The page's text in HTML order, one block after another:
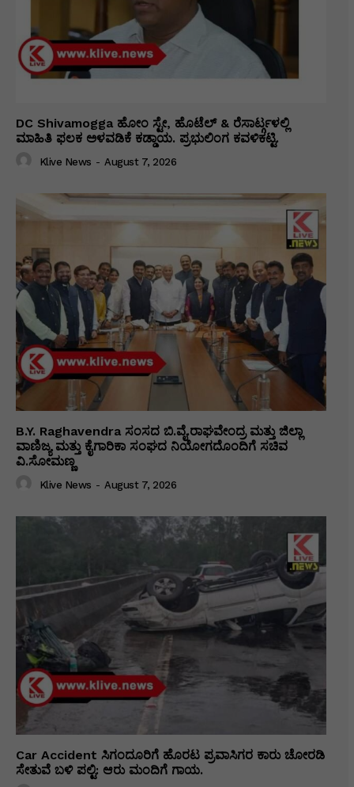
DC Shivamogga ಹೋಂ ಸ್ಟೇ, ಹೊಟೆಲ್ & ರೆಸಾರ್ಟ್ಗಳಲ್ಲಿ
ಮಾಹಿತಿ ಫಲಕ ಅಳವಡಿಕೆ ಕಡ್ಡಾಯ. ಪ್ರಭುಲಿಂಗ ಕವಳಿಕಟ್ಟಿ.
Klive News - August 7, 2026
B.Y. Raghavendra ಸಂಸದ ಬಿ.ವೈ.ರಾಘವೇಂದ್ರ ಮತ್ತು ಜಿಲ್ಲಾ
ವಾಣಿಜ್ಯ ಮತ್ತು ಕೈಗಾರಿಕಾ ಸಂಘದ ನಿಯೋಗದೊಂದಿಗೆ ಸಚಿವ
ವಿ‌.ಸೋಮಣ್ಣ
Klive News - August 7, 2026
Car Accident ಸಿಗಂದೂರಿಗೆ ಹೊರಟ ಪ್ರವಾಸಿಗರ ಕಾರು ಚೋರಡಿ
ಸೇತುವೆ ಬಳಿ ಪಲ್ಟಿ: ಆರು ಮಂದಿಗೆ ಗಾಯ.